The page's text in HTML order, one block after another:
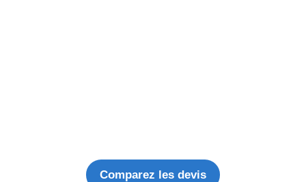
Comparez les devis